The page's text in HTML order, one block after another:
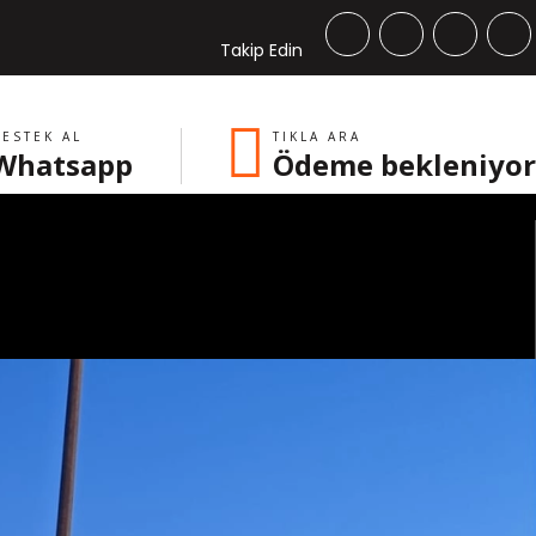
Takip Edin
AL TIKLA ARA
Ödeme bekleniyor